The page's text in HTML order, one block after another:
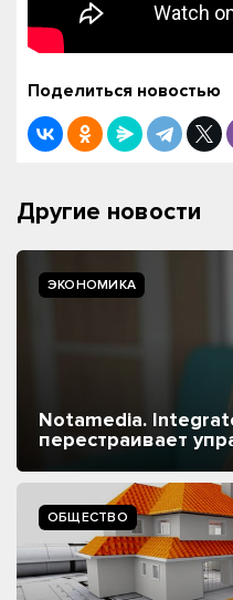
Поделиться новостью
Другие новости
ЭКОНОМИКА
Notamedia.
перестраивает
ОБЩЕСТВО